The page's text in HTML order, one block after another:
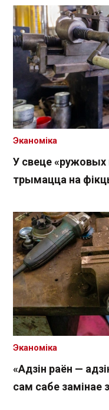
У свеце «ружовых
трымацца на
Эканоміка
«Адзін раён —
сам сабе замінае
Эканоміка